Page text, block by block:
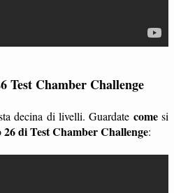
Test Chamber Challenge
decina di livelli. Guardate comesi
26 di Test Chamber Challenge: